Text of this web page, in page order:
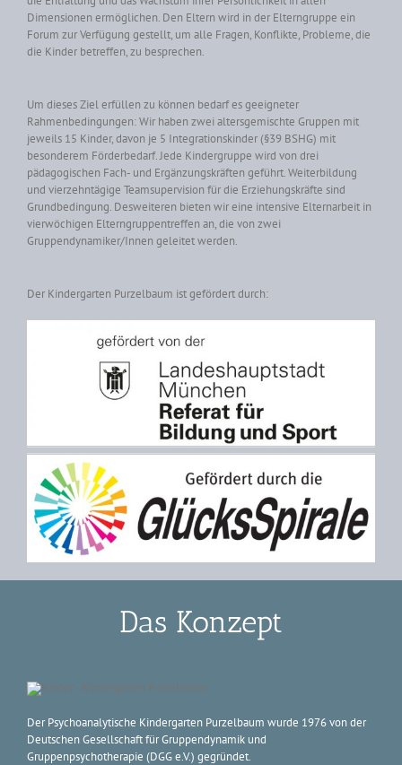
Dimensionen ermöglichen. Den Eltern wird in der Elterngruppe ein
Forum zur Verfügung gestellt, um alle Fragen, Konflikte, Probleme, die
die Kinder betreffen, zu besprechen.
Um dieses Ziel erfüllen zu können bedarf es geeigneter
Rahmenbedingungen: Wir haben zwei altersgemischte Gruppen mit
jeweils 15 Kinder, davon je 5 Integrationskinder (§39 BSHG) mit
besonderem Förderbedarf. Jede Kindergruppe wird von drei
pädagogischen Fach- und Ergänzungskräften geführt. Weiterbildung
und vierzehntägige Teamsupervision für die Erziehungskräfte sind
Grundbedingung. Desweiteren bieten wir eine intensive Elternarbeit in
vierwöchigen Elterngruppentreffen an, die von zwei
Gruppendynamiker/Innen geleitet werden.
Der Kindergarten Purzelbaum ist gefördert durch:
Das Konzept
Der Psychoanalytische Kindergarten Purzelbaum wurde 1976 von der
Deutschen Gesellschaft für Gruppendynamik und
Gruppenpsychotherapie (DGG e.V.) gegründet.